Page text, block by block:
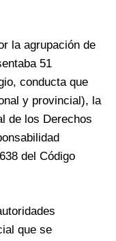
la agrupación de
51
conducta que
y provincial), la
de los Derechos
del Código
que se